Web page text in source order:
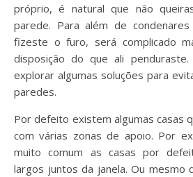
próprio, é natural que não
parede. Para além de
fizeste o furo, será complicado
disposição do que ali
explorar algumas soluções para
paredes.
Por defeito existem algumas casas
com várias zonas de apoio. Por
muito comum as casas por
largos juntos da janela. Ou mesmo